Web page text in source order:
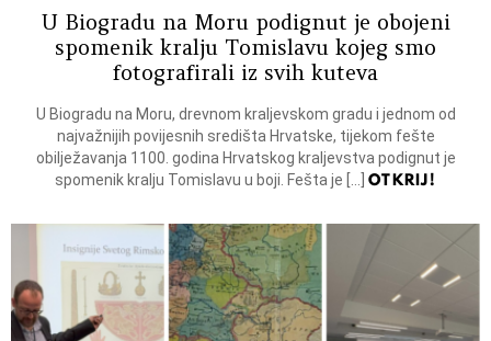
U Biogradu na Moru podignut je obojeni
spomenik kralju Tomislavu kojeg smo
fotografirali iz svih kuteva
U Biogradu na Moru, drevnom kraljevskom gradu i jednom od
najvažnijih povijesnih središta Hrvatske, tijekom fešte
obilježavanja 1100. godina Hrvatskog kraljevstva podignut je
spomenik kralju Tomislavu u boji. Fešta je […] OTKRIJ!